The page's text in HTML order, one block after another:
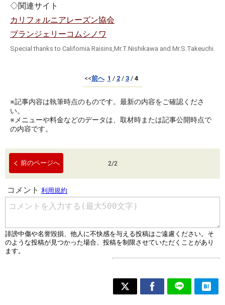
◇関連サイト
カリフォルニアレーズン協会
ブランジェリーコムシノワ
Special thanks to California Raisins,Mr.T.Nishikawa and Mr.S.Takeuchi.
<<前へ 1 / 2/ 3/ 4
※記事内容は執筆時点のものです。最新の内容をご確認くださ
い。
※メニューや料金などのデータは、取材時または記事公開時点で
の内容です。
前のページへ 2/2